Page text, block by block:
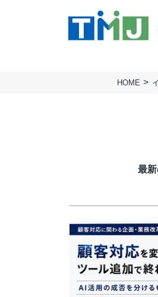
事務業務デジタル・
AI導入支援サービス
顧客満足度調査サービ
応対品質診断
応対品質改善支援
TMJの
HOME
最